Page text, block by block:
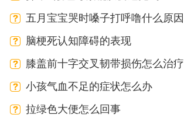
五月宝宝哭时嗓子打呼噜什么原因
脑梗死认知障碍的表现
膝盖前十字交叉韧带损伤怎么治疗
小孩气血不足的症状怎么办
拉绿色大便怎么回事